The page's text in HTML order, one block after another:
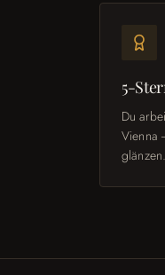
5-
Du
Vienna
glänzen.